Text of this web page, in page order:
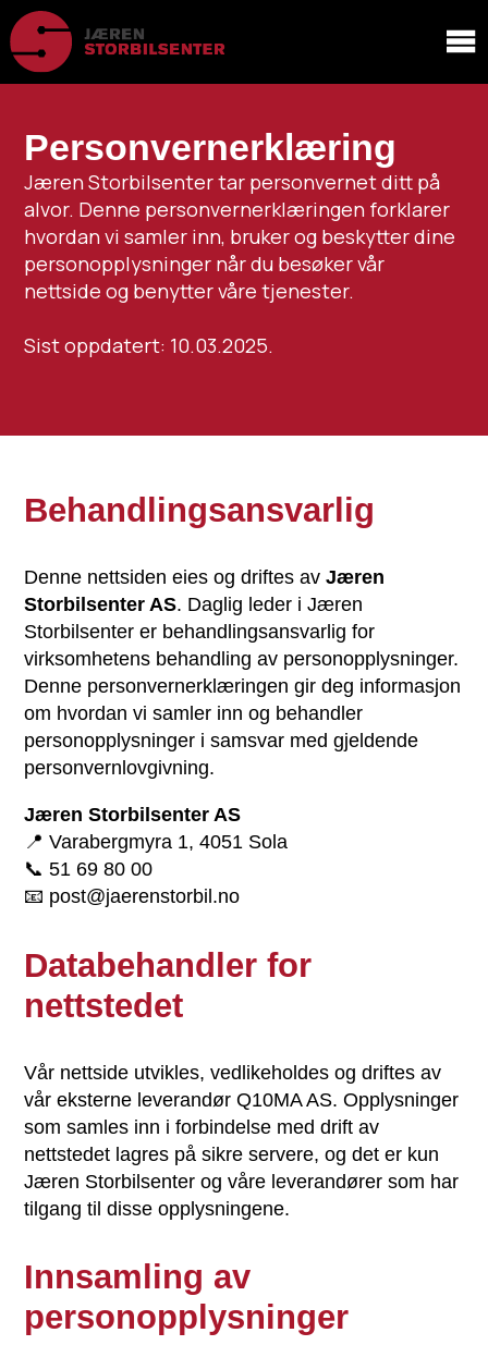
Personvernerklæring
Jæren Storbilsenter tar personvernet ditt på
alvor. Denne personvernerklæringen forklarer
hvordan vi samler inn, bruker og beskytter dine
personopplysninger når du besøker vår
nettside og benytter våre tjenester.
Sist oppdatert: 10.03.2025.
Behandlingsansvarlig
Denne nettsiden eies og driftes avJæren
Storbilsenter AS. Daglig leder i Jæren
Storbilsenter er behandlingsansvarlig for
virksomhetens behandling av personopplysninger.
Denne personvernerklæringen gir deg informasjon
om hvordan vi samler inn og behandler
personopplysninger i samsvar med gjeldende
personvernlovgivning.
Jæren Storbilsenter AS
📍 Varabergmyra 1, 4051 Sola
📞 51 69 80 00
📧 post@jaerenstorbil.no
Databehandler for
nettstedet
Vår nettside utvikles, vedlikeholdes og driftes av
vår eksterne leverandør Q10MA AS. Opplysninger
som samles inn i forbindelse med drift av
nettstedet lagres på sikre servere, og det er kun
Jæren Storbilsenter og våre leverandører som har
tilgang til disse opplysningene.
Innsamling av
personopplysninger